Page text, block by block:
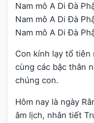
Nam mô A Di Đà
Nam mô A Di Đà
Nam mô A Di Đà
Con kính lạy tổ tiên
cùng các bậc thân
chúng con.
Hôm nay là ngày
âm lịch, nhân tiết